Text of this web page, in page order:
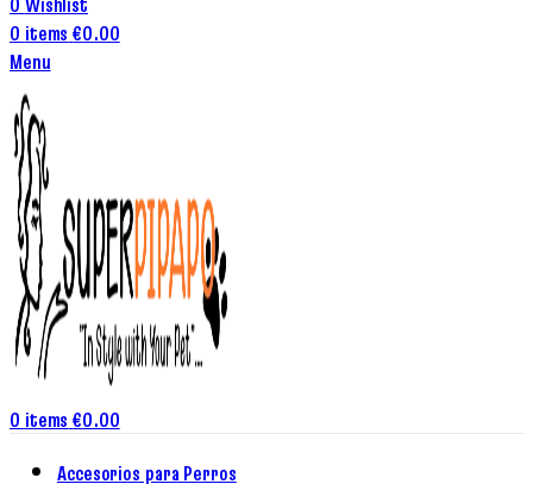
0 items €0.00
Menu
0 items €0.00
Accesorios para Perros